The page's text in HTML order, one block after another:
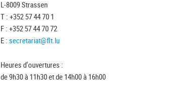
L-8009 Strassen
T : +352 57 44 70 1
F : +352 57 44 70 72
E : secretariat@flt.lu
Heures d'ouvertures :
de 9h30 à 11h30 et de 14h00 à 16h00